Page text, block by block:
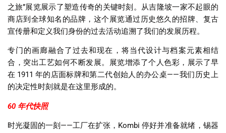
之旅”展览展示了塑造传奇的关键时刻。从吉隆坡一家不起眼的
商店到全球知名的品牌，这个展览通过历史悠久的招牌、复古
宣传册和定义我们身份的过去活动追溯了我们的发展历程。
专门的画廊融合了过去和现在，将当代设计与档案元素相结
合，突出工艺如何不断发展。展览增添了个人色彩，展示了早
在 1911 年的店面标牌和第二代创始人的办公桌——我们历史上
的决定性时刻就是在这里形成的。
60 年代快照
时光凝固的一刻 ——工厂在扩张， Kombi 停好并准备就绪，锡器